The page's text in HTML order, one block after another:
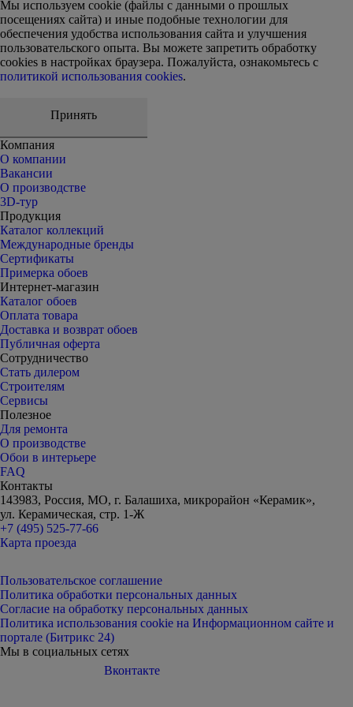
Мы используем cookie (файлы с данными о прошлых
посещениях сайта) и иные подобные технологии для
обеспечения удобства использования сайта и улучшения
пользовательского опыта. Вы можете запретить обработку
сookies в настройках браузера. Пожалуйста, ознакомьтесь с
политикой использования cookies.
Принять
Компания
О компании
Вакансии
О производстве
3D-тур
Продукция
Каталог коллекций
Международные бренды
Сертификаты
Примерка обоев
Интернет-магазин
Каталог обоев
Оплата товара
Доставка и возврат обоев
Публичная оферта
Сотрудничество
Стать дилером
Строителям
Сервисы
Полезное
Для ремонта
О производстве
Обои в интерьере
FAQ
Контакты
143983, Россия, МО, г. Балашиха, микрорайон «Керамик»,
ул. Керамическая, стр. 1-Ж
+7 (495) 525-77-66
Карта проезда
Пользовательское соглашение
Политика обработки персональных данных
Согласие на обработку персональных данных
Политика использования cookie на Информационном сайте и
портале (Битрикс 24)
Мы в социальных сетях
Вконтакте